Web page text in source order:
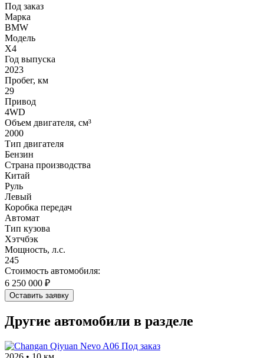
Под заказ
Марка
BMW
Модель
X4
Год выпуска
2023
Пробег, км
29
Привод
4WD
Объем двигателя, см³
2000
Тип двигателя
Бензин
Страна производства
Китай
Руль
Левый
Коробка передач
Автомат
Тип кузова
Хэтчбэк
Мощность, л.с.
245
Стоимость автомобиля:
6 250 000 ₽
Оставить заявку
Другие автомобили в разделе
Под заказ